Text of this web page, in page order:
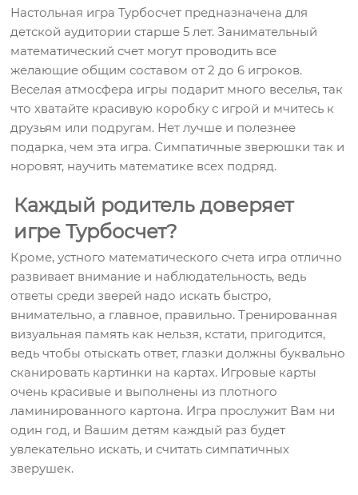
Настольная игра Турбосчет предназначена для
детской аудитории старше 5 лет. Занимательный
математический счет могут проводить все
желающие общим составом от 2 до 6 игроков.
Веселая атмосфера игры подарит много веселья, так
что хватайте красивую коробку с игрой и мчитесь к
друзьям или подругам. Нет лучше и полезнее
подарка, чем эта игра. Симпатичные зверюшки так и
норовят, научить математике всех подряд.
Каждый родитель доверяет
игре Турбосчет?
Кроме, устного математического счета игра отлично
развивает внимание и наблюдательность, ведь
ответы среди зверей надо искать быстро,
внимательно, а главное, правильно. Тренированная
визуальная память как нельзя, кстати, пригодится,
ведь чтобы отыскать ответ, глазки должны буквально
сканировать картинки на картах. Игровые карты
очень красивые и выполнены из плотного
ламинированного картона. Игра прослужит Вам ни
один год, и Вашим детям каждый раз будет
увлекательно искать, и считать симпатичных
зверушек.